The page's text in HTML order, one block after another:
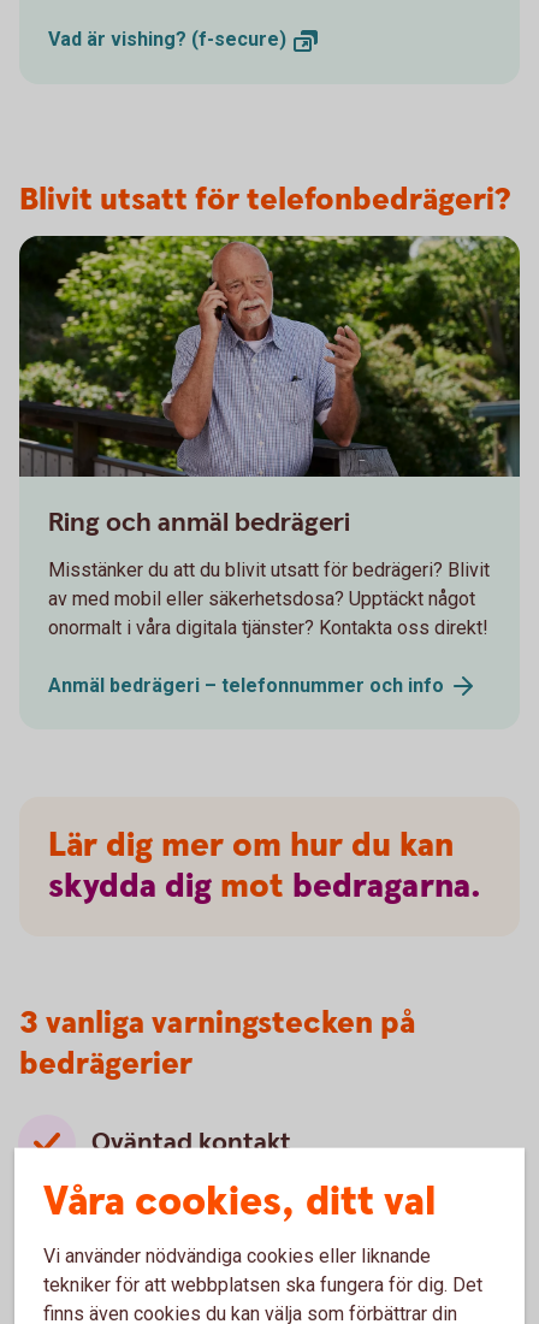
Vad är vishing? (f-secure)
Blivit utsatt för telefonbedrägeri?
Ring och anmäl bedrägeri
Misstänker du att du blivit utsatt för bedrägeri? Blivit
av med mobil eller säkerhetsdosa? Upptäckt något
onormalt i våra digitala tjänster? Kontakta oss direkt!
Anmäl bedrägeri – telefonnummer och info
Lär dig mer om hur du kan
skydda dig mot bedragarna.
3 vanliga varningstecken på
bedrägerier
Oväntad kontakt
Oväntade kontakter som ser ut att komma från
välkända företag, myndigheter eller någon du
känner är ett vanligt försök att lura dig. Bedragare
använder falska avsändare för att skapa
trovärdighet och övertyga dig.
Våra cookies, ditt val
Vi använder nödvändiga cookies eller liknande
tekniker för att webbplatsen ska fungera för dig. Det
finns även cookies du kan välja som förbättrar din